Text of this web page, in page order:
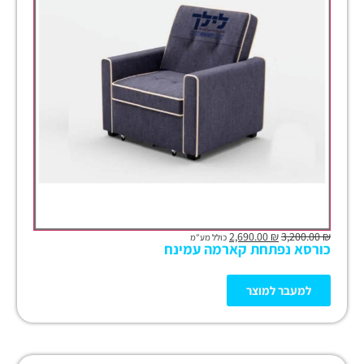
₪
3,200.00
₪ כולל מע"מ
כורסא נפתחת קארמה עמינח
למעבר למוצר